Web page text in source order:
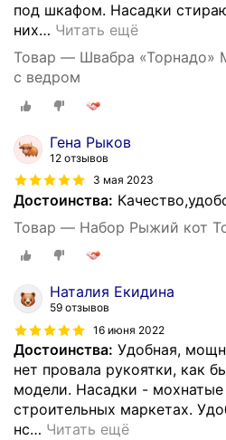
под шкафом. Насадки
них… Читать ещё
Товар — Швабра «Торнадо»
с ведром
Гена Рыков
12 отзывов
3 мая 2023
Достоинства:
Товар — Набор Рыжий кот
Наталия Екидина
59 отзывов
16 июня 2022
Достоинства: Удобная,
нет провала рукоятки, как
модели. Насадки -
строительных маркетах.
нс… Читать ещё